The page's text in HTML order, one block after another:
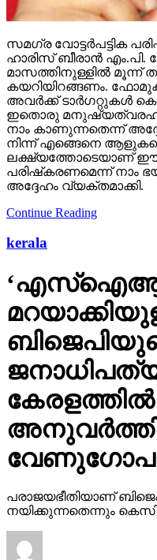
സമഗ്ര വോട്ടര്‍പട്ടിക
ഹാരിസ് ബീരാന്‍ എം.പി.
മാസത്തിനുള്ളില്‍
കയറിയിറങ്ങണം.
അവര്‍ക്ക് ടാര്‍ഗറ്റുകള്‍
ഇതൊരു
നാം കാണുന്നതെന്ന്
നിന്ന് എങ്ങെനെ
ലക്ഷ്യത്തോടെയാണ് ഈ
പരിഷ്‌കരണമെന്ന് നാം
അദ്ദേഹം വ്യക്തമാക്കി.
Continue Reading
kerala
പരാജയഭീതിയാണ്
നയിക്കുന്നതെന്നും